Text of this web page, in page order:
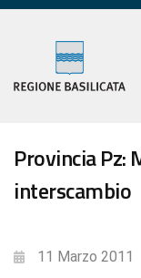
Provincia Pz:
interscambio
11 Marzo 2011